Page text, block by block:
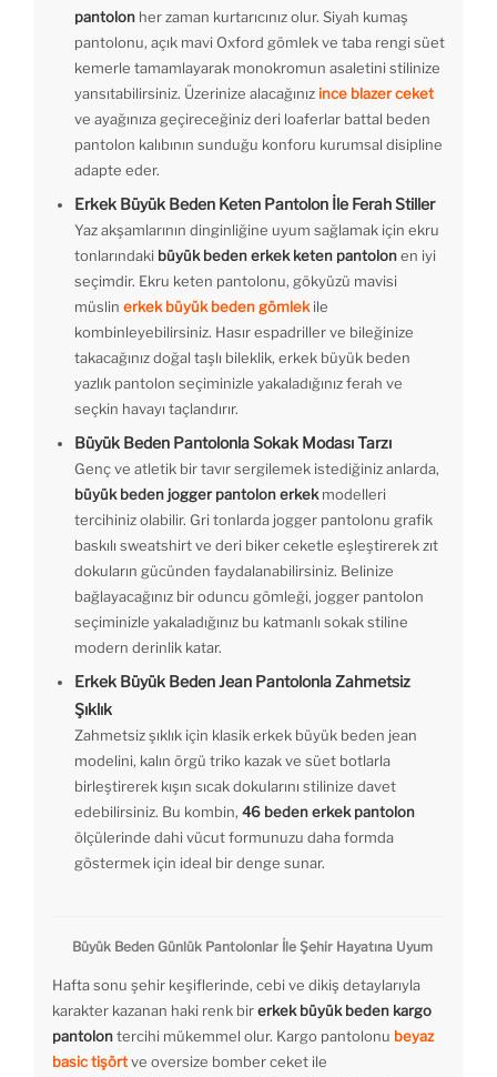
pantolon her zaman kurtarıcınız olur. Siyah kumaş
pantolonu, açık mavi Oxford gömlek ve taba rengi süet
kemerle tamamlayarak monokromun asaletini stilinize
yansıtabilirsiniz. Üzerinize alacağınız ince blazer ceket
ve ayağınıza geçireceğiniz deri loaferlar battal beden
pantolon kalıbının sunduğu konforu kurumsal disipline
adapte eder.
Erkek Büyük Beden Keten Pantolon İle Ferah Stiller
Yaz akşamlarının dinginliğine uyum sağlamak için ekru
tonlarındaki büyük beden erkek keten pantolonen iyi
seçimdir. Ekru keten pantolonu, gökyüzü mavisi
müslin erkek büyük beden gömlek ile
kombinleyebilirsiniz. Hasır espadriller ve bileğinize
takacağınız doğal taşlı bileklik, erkek büyük beden
yazlık pantolon seçiminizle yakaladığınız ferah ve
seçkin havayı taçlandırır.
Büyük Beden Pantolonla Sokak Modası Tarzı
Genç ve atletik bir tavır sergilemek istediğiniz anlarda,
büyük beden jogger pantolon erkek modelleri
tercihiniz olabilir. Gri tonlarda jogger pantolonu grafik
baskılı sweatshirt ve deri biker ceketle eşleştirerek zıt
dokuların gücünden faydalanabilirsiniz. Belinize
bağlayacağınız bir oduncu gömleği, jogger pantolon
seçiminizle yakaladığınız bu katmanlı sokak stiline
modern derinlik katar.
Erkek Büyük Beden Jean Pantolonla Zahmetsiz
Şıklık
Zahmetsiz şıklık için klasik erkek büyük beden jean
modelini, kalın örgü triko kazak ve süet botlarla
birleştirerek kışın sıcak dokularını stilinize davet
edebilirsiniz. Bu kombin, 46 beden erkek pantolon
ölçülerinde dahi vücut formunuzu daha formda
göstermek için ideal bir denge sunar.
Büyük Beden Günlük Pantolonlar İle Şehir Hayatına Uyum
Hafta sonu şehir keşiflerinde, cebi ve dikiş detaylarıyla
karakter kazanan haki renk birerkek büyük beden kargo
pantolontercihi mükemmel olur. Kargo pantolonu beyaz
basic tişörtve oversize bomber ceket ile